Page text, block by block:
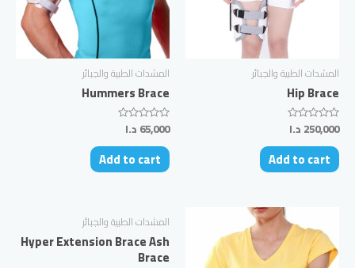
المشدات الطبية والجبائر
Hip Brace
Rated
0
out
of
5
250,000 د.ا
Add to cart
المشدات الطبية والجبائر
Hummers Brace
Rated
0
out
of
5
65,000 د.ا
Add to cart
المشدات الطبية والجبائر
Hyper Extension Brace Ash
Brace